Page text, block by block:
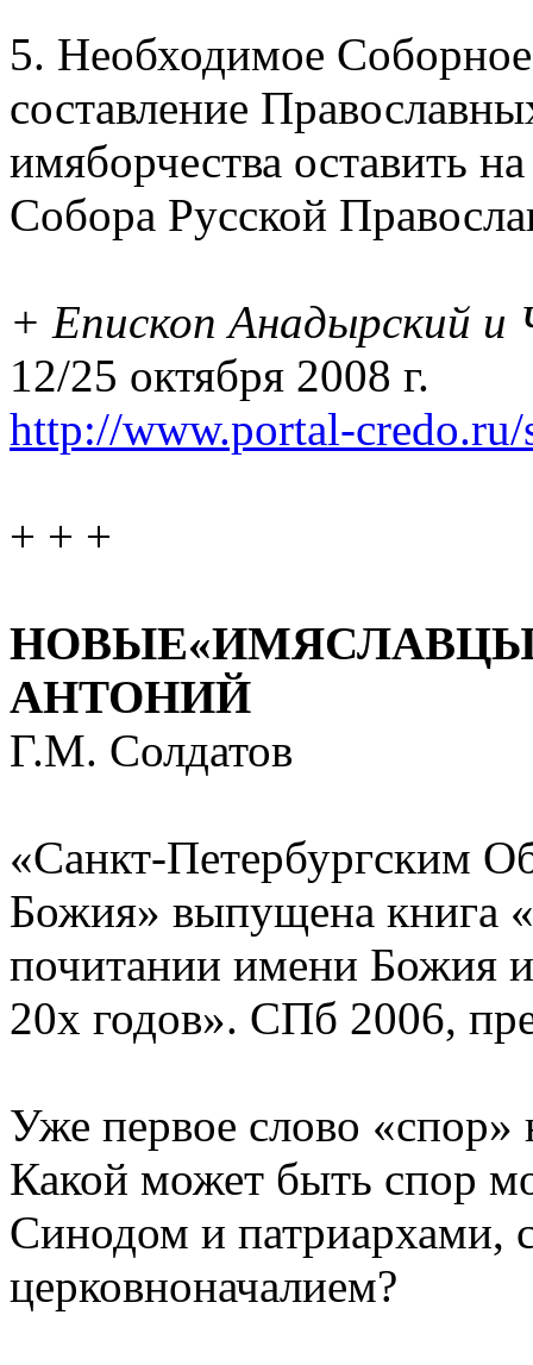
5. Необходимое
составление
имяборчества оставить
Собора Русской
+ Епископ Анадырский и
12/25 октября 2008 г.
http://www.portal-credo.ru/
+ + +
АНТОНИЙ
Г.М. Солдатов
«Санкт-Петербургским
Божия» выпущена книга
почитании имени Божия
20х годов». СПб 2006,
Уже первое слово
Какой может быть спор
Синодом и патриархами,
церковноначалием?